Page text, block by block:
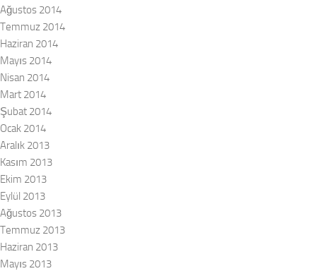
Ağustos 2014
Temmuz 2014
Haziran 2014
Mayıs 2014
Nisan 2014
Mart 2014
Şubat 2014
Ocak 2014
Aralık 2013
Kasım 2013
Ekim 2013
Eylül 2013
Ağustos 2013
Temmuz 2013
Haziran 2013
Mayıs 2013